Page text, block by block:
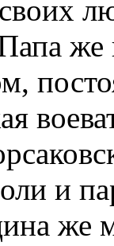
же
и
же